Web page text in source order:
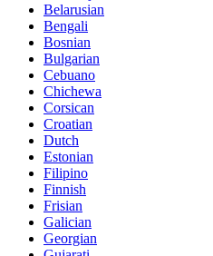
Belarusian
Bengali
Bosnian
Bulgarian
Cebuano
Chichewa
Corsican
Croatian
Dutch
Estonian
Filipino
Finnish
Frisian
Galician
Georgian